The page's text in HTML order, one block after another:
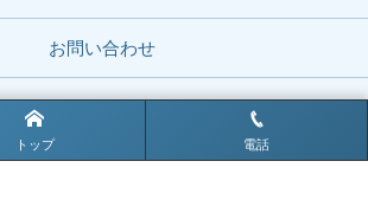
トップ 電話
お問い合わせ
話でのお問い合わせはこちら